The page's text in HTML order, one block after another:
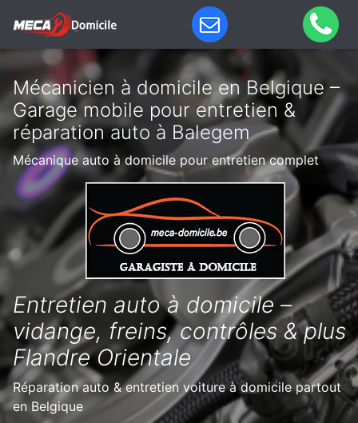
Mécanicien à domicile en Belgique –
Garage mobile pour entretien &
réparation auto à Balegem
Mécanique auto à domicile pour entretien complet
Entretien auto à domicile –
vidange, freins, contrôles & plus
Flandre Orientale
Réparation auto & entretien voiture à domicile partout
en Belgique